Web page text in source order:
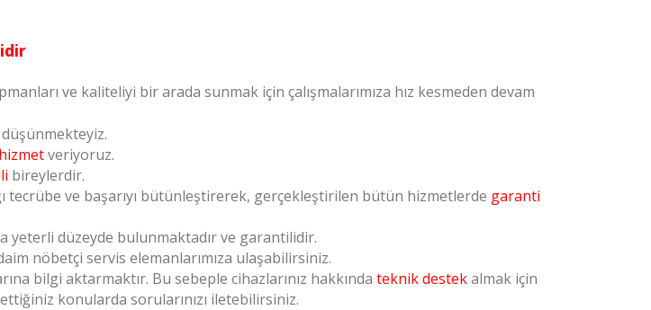
ve kaliteliyi bir arada sunmak için çalışmalarımıza hız kesmeden devam
veriyoruz.
bireylerdir.
tecrübe ve başarıyı bütünleştirerek, gerçekleştirilen bütün hizmetlerde garanti
yeterli düzeyde bulunmaktadır ve garantilidir.
nöbetçi servis elemanlarımıza ulaşabilirsiniz.
bilgi aktarmaktır. Bu sebeple cihazlarınız hakkında teknik destekalmak için
konularda sorularınızı iletebilirsiniz.